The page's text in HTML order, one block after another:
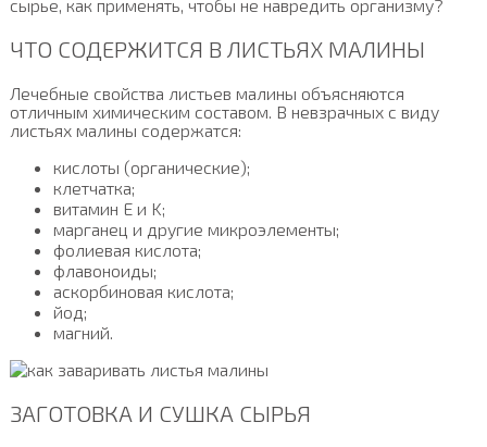
сырье, как применять, чтобы не навредить организму?
ЧТО СОДЕРЖИТСЯ В ЛИСТЬЯХ МАЛИНЫ
Лечебные свойства листьев малины объясняются
отличным химическим составом. В невзрачных с виду
листьях малины содержатся:
кислоты (органические);
клетчатка;
витамин E и K;
марганец и другие микроэлементы;
фолиевая кислота;
флавоноиды;
аскорбиновая кислота;
йод;
магний.
ЗАГОТОВКА И СУШКА СЫРЬЯ